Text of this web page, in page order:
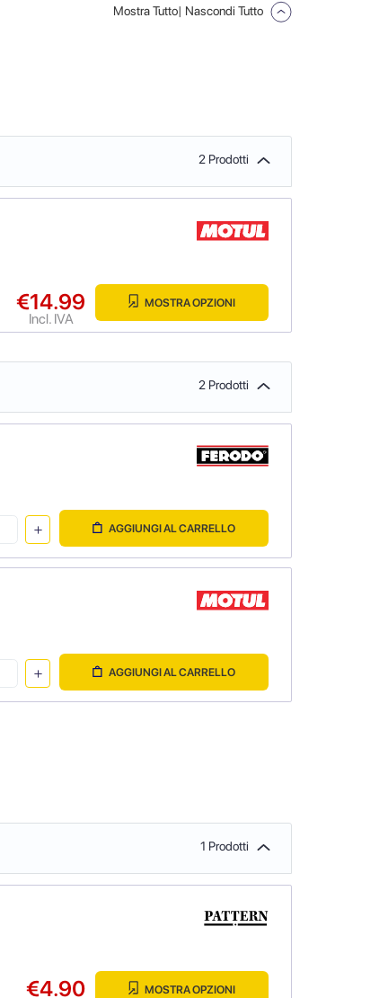
Mostra Tutto| Nascondi Tutto
2 Prodotti
€14.99
Incl. IVA
MOSTRA OPZIONI
2 Prodotti
AGGIUNGI AL CARRELLO
AGGIUNGI AL CARRELLO
1 Prodotti
€4.90 MOSTRA OPZIONI